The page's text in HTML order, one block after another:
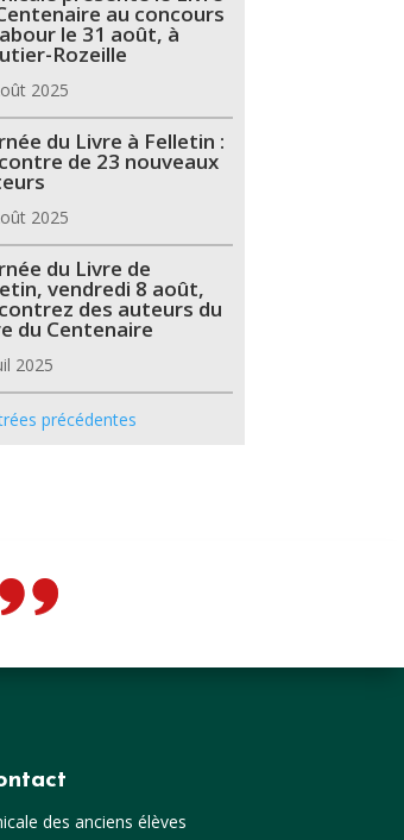
au concours
le 31 août, à
Rozeille
2025
du Livre à Felletin :
de 23 nouveaux
2025
du Livre de
vendredi 8 août,
des auteurs du
du Centenaire
2025
précédentes
des anciens élèves